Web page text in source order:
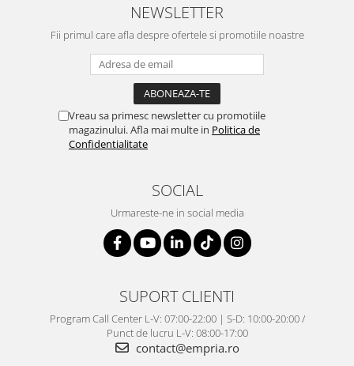
NEWSLETTER
Fii primul care afla despre ofertele si promotiile noastre
Vreau sa primesc newsletter cu promotiile
magazinului. Afla mai multe in Politica de
Confidentialitate
SOCIAL
Urmareste-ne in social media
SUPORT CLIENTI
Program Call Center L-V: 07:00-22:00 | S-D: 10:00-20:00 /
Punct de lucru L-V: 08:00-17:00
contact@empria.ro